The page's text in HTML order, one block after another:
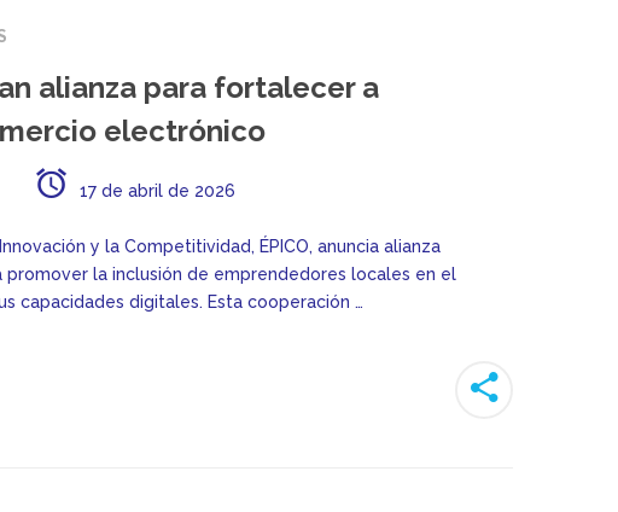
alianza para fortalecer a
electrónico
17 de abril de 2026
y la Competitividad, ÉPICO, anuncia alianza
la inclusión de emprendedores locales en el
capacidades digitales. Esta cooperación …